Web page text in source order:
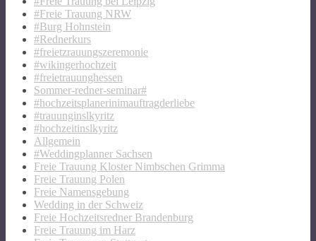
#Freie Trauung NRW
#Burg Hohnstein
#Rednerkurs
#freietzrauungszeremonie
#wikingerhochzeit
#freietrauunghessen
Sommer-redner-seminar#
#hochzeitsplanerinimauftragderliebe
#trauunginslkyritz
#hochzeitinslkyritz
Allgemein
#Weddingplanner Sachsen
Freie Trauung Kloster Nimbschen Grimma
Freie Trauung Polen
Freie Namensgebung
Wedding in der Schweiz
Freie Hochzeitsredner Brandenburg
Freie Trauung im Harz